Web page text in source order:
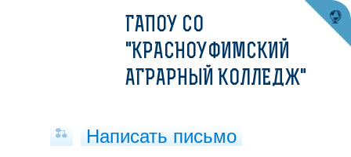
ГАПОУ СО
"КРАСНОУФИМСКИЙ
АГРАРНЫЙ КОЛЛЕДЖ"
Написать письмо